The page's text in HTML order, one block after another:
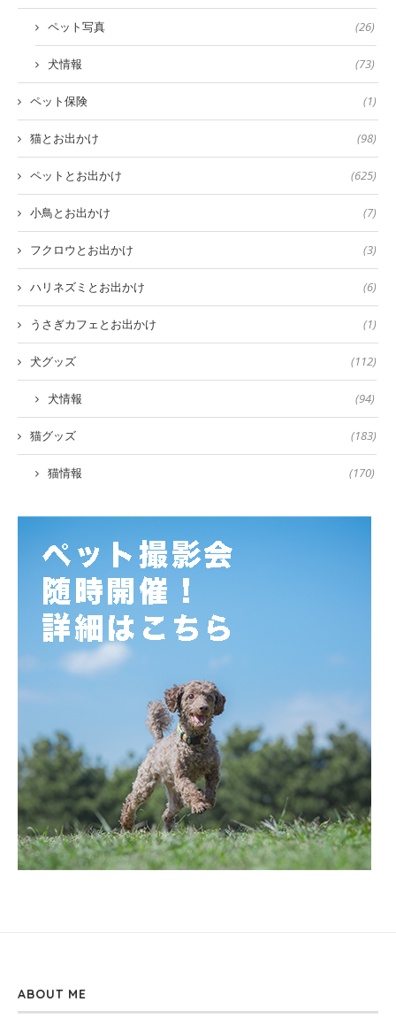
ペット写真 (26)
犬情報 (73)
ペット保険 (1)
猫とお出かけ (98)
ペットとお出かけ (625)
小鳥とお出かけ (7)
フクロウとお出かけ (3)
ハリネズミとお出かけ (6)
うさぎカフェとお出かけ (1)
犬グッズ (112)
犬情報 (94)
猫グッズ (183)
猫情報 (170)
ABOUT ME